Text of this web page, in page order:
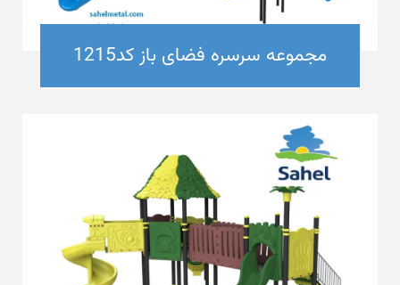
مجموعه سرسره فضای باز کد1215